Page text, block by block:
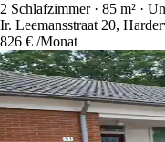
2 Schlafzimmer · 85 m² ·
Ir. Leemansstraat 20,
826 € /Monat